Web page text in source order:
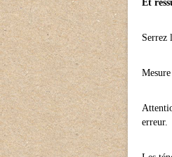
Et
Serrez
erreur.